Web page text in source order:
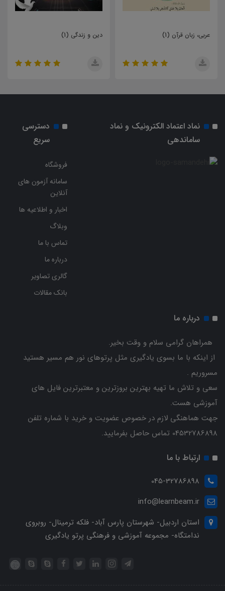
نماد اعتماد الکترونیک و نماد
ساماندهی
دسترسی
سریع
فروشگاه
سامانه آزمون های
آنلاین
اخبار و اطلاعیه ها
وبلاگ
تماس با ما
درباره ما
گالری تصاویر
بانک مقالات
درباره ما
همراهان گرامی سلام و وقت بخیر.
از اینکه با ما بسوی یادگیری مثل پرتوهای نور هم مسیر هستید
مسروریم .
سعی و تلاش ما تهیه بهترین بروزترین و معتبرترین فایل های
آموزشی هست.
جهت هماهنگی لازم در خصوص عضویت و خرید با شماره تلفن
04532786898 تماس حاصل بفرمایید.
ارتباط با ما
045-32786898
info@learnbeam.ir
استان اردبیل- شهرستان پارس آباد- فلکه ترمینال- روبروی
ندامتگاه- مجموعه آموزشی و فرهنگی پرتو یادگیری